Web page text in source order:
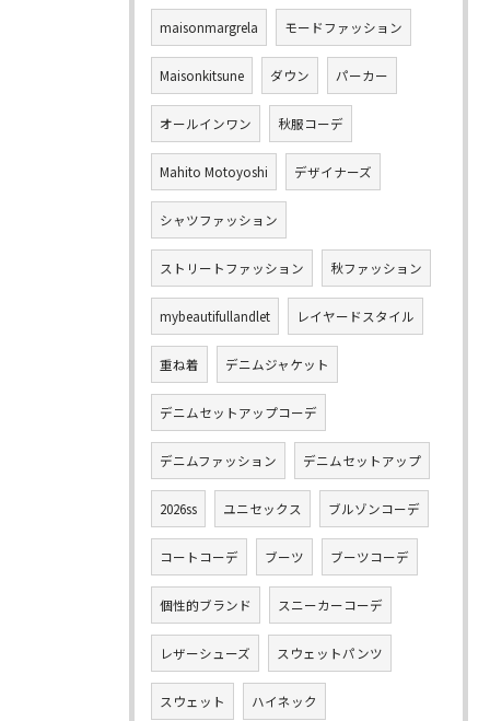
maisonmargrela モードファッション
Maisonkitsune ダウン パーカー
オールインワン 秋服コーデ
Mahito Motoyoshi デザイナーズ
シャツファッション
ストリートファッション 秋ファッション
mybeautifullandlet レイヤードスタイル
重ね着 デニムジャケット
デニムセットアップコーデ
デニムファッション デニムセットアップ
2026ss ユニセックス ブルゾンコーデ
コートコーデ ブーツ ブーツコーデ
個性的ブランド スニーカーコーデ
レザーシューズ スウェットパンツ
スウェット ハイネック